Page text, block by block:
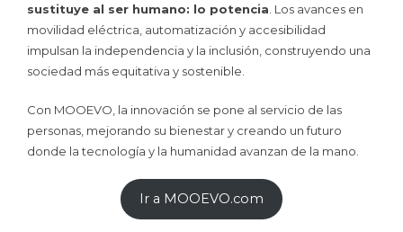
sustituye al ser humano: lo potencia . Los avances en
movilidad eléctrica, automatización y accesibilidad
impulsan la independencia y la inclusión, construyendo una
sociedad más equitativa y sostenible.
Con MOOEVO, la innovación se pone al servicio de las
personas, mejorando su bienestar y creando un futuro
donde la tecnología y la humanidad avanzan de la mano.
Ir a MOOEVO.com